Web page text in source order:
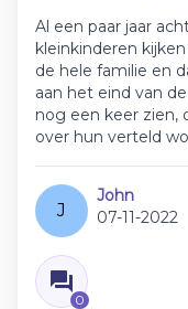
Al een paar jaar
kleinkinderen
de hele familie en
aan het eind van
nog een keer zien,
over hun verteld
J
John
07-11-2022
0